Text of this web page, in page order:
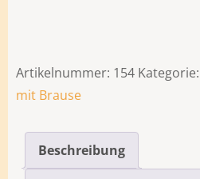
Artikelnummer: 154 Kategorie:
mit Brause
Beschreibung